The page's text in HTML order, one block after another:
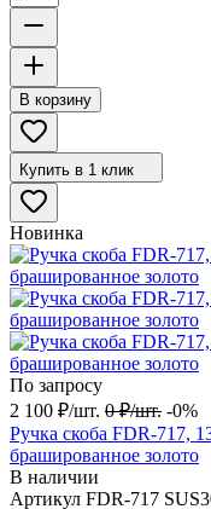
В корзину
Купить в 1 клик
Новинка
По запросу
2 100 ₽/шт. 0 ₽/шт. -0%
Ручка скоба FDR-717,
брашированное золото
В наличии
Артикул FDR-717